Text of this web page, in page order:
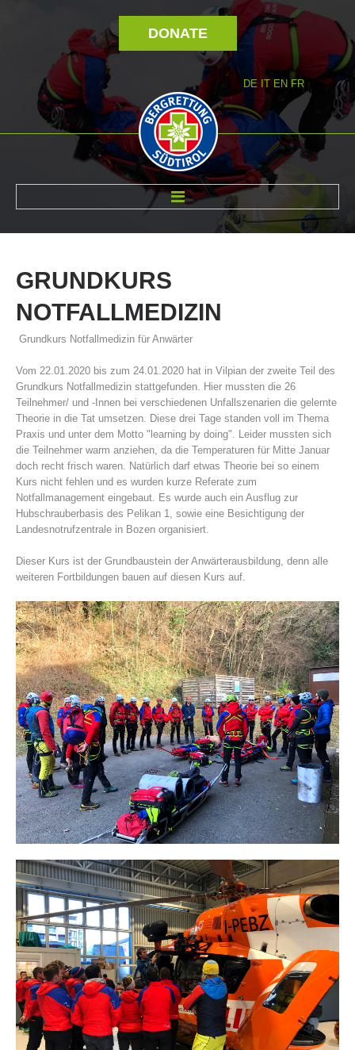
DONATE
DE IT EN FR
Mountain Rescue Stations
GRUNDKURS
NOTFALLMEDIZIN
Grundkurs Notfallmedizin für Anwärter
Vom 22.01.2020 bis zum 24.01.2020 hat in Vilpian der zweite Teil des
Grundkurs Notfallmedizin stattgefunden. Hier mussten die 26
Teilnehmer/ und -Innen bei verschiedenen Unfallszenarien die gelernte
Theorie in die Tat umsetzen. Diese drei Tage standen voll im Thema
Praxis und unter dem Motto "learning by doing". Leider mussten sich
die Teilnehmer warm anziehen, da die Temperaturen für Mitte Januar
doch recht frisch waren. Natürlich darf etwas Theorie bei so einem
Kurs nicht fehlen und es wurden kurze Referate zum
Notfallmanagement eingebaut. Es wurde auch ein Ausflug zur
Hubschrauberbasis des Pelikan 1, sowie eine Besichtigung der
Landesnotrufzentrale in Bozen organisiert.
Dieser Kurs ist der Grundbaustein der Anwärterausbildung, denn alle
weiteren Fortbildungen bauen auf diesen Kurs auf.